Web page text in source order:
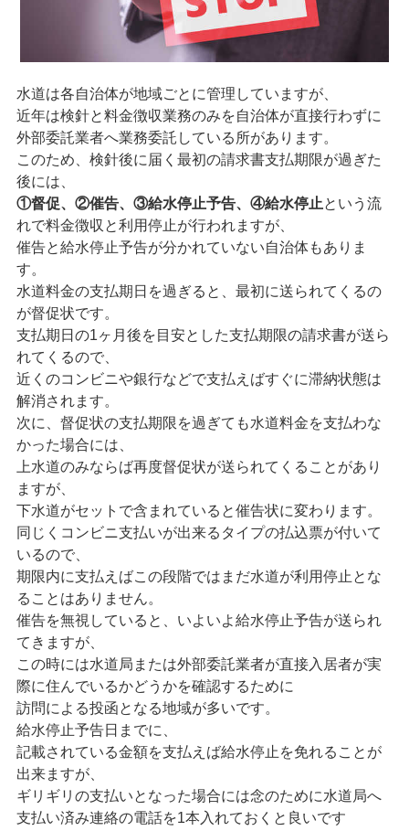
水道は各自治体が地域ごとに管理していますが、
近年は検針と料金徴収業務のみを自治体が直接行わずに
外部委託業者へ業務委託している所があります。
このため、検針後に届く最初の請求書支払期限が過ぎた
後には、
①督促、②催告、③給水停止予告、④給水停止という流
れで料金徴収と利用停止が行われますが、
催告と給水停止予告が分かれていない自治体もありま
す。
水道料金の支払期日を過ぎると、最初に送られてくるの
が督促状です。
支払期日の1ヶ月後を目安とした支払期限の請求書が送ら
れてくるので、
近くのコンビニや銀行などで支払えばすぐに滞納状態は
解消されます。
次に、督促状の支払期限を過ぎても水道料金を支払わな
かった場合には、
上水道のみならば再度督促状が送られてくることがあり
ますが、
下水道がセットで含まれていると催告状に変わります。
同じくコンビニ支払いが出来るタイプの払込票が付いて
いるので、
期限内に支払えばこの段階ではまだ水道が利用停止とな
ることはありません。
催告を無視していると、いよいよ給水停止予告が送られ
てきますが、
この時には水道局または外部委託業者が直接入居者が実
際に住んでいるかどうかを確認するために
訪問による投函となる地域が多いです。
給水停止予告日までに、
記載されている金額を支払えば給水停止を免れることが
出来ますが、
ギリギリの支払いとなった場合には念のために水道局へ
支払い済み連絡の電話を1本入れておくと良いです